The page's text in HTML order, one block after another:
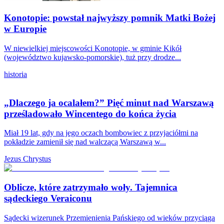
Konotopie: powstał najwyższy pomnik Matki Bożej
w Europie
W niewielkiej miejscowości Konotopie, w gminie Kikół
(województwo kujawsko-pomorskie), tuż przy drodze...
historia
„Dlaczego ja ocalałem?” Pięć minut nad Warszawą
prześladowało Wincentego do końca życia
Miał 19 lat, gdy na jego oczach bombowiec z przyjaciółmi na
pokładzie zamienił się nad walczącą Warszawą w...
Jezus Chrystus
Oblicze, które zatrzymało woły. Tajemnica
sądeckiego Veraiconu
Sądecki wizerunek Przemienienia Pańskiego od wieków przyciąga